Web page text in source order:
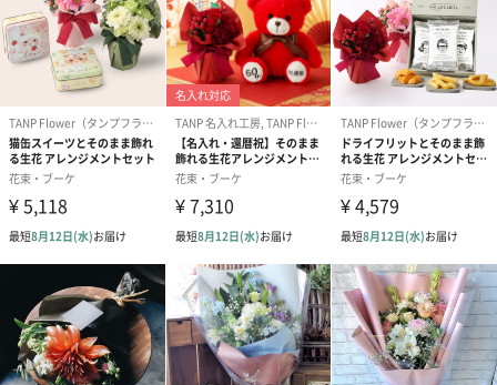
おすすめのギフトシーン
明るく爽やか、かつ上品な色合いのため、男女問わず幅広いお祝
いにぴったりです。
※「HAPPY BIRTH DAY」のピックは有料オプションです。
⚫︎お誕生日や記念日のプレゼントに
（年齢・性別を問わず喜ばれるカラーです）
⚫︎新築祝い・開店祝い・ご栄転祝いに
（「輝かしい未来」を連想させる明るいカラーの組み合わせが最